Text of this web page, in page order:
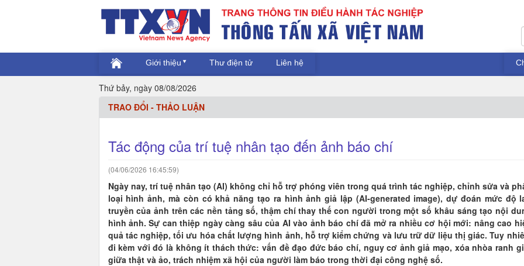
Giới thiệu Thư điện tử Liên hệ
Thứ bảy, ngày 08/08/2026
TRAO ĐỔI - THẢO LUẬN
Tác động của trí tuệ nhân tạo đến ảnh báo chí
(04/06/2026 16:45:59)
Ngày nay, trí tuệ nhân tạo (AI) không chỉ hỗ trợ phóng viên trong quá trình tác nghiệp, chỉnh sửa và
loại hình ảnh, mà còn có khả năng tạo ra hình ảnh giả lập (AI-generated image), dự đoán mức độ
truyền của ảnh trên các nền tảng số, thậm chí thay thế con người trong một số khâu sáng tạo nội
hình ảnh. Sự can thiệp ngày càng sâu của AI vào ảnh báo chí đã mở ra nhiều cơ hội mới: nâng cao
quả tác nghiệp, tối ưu hóa chất lượng hình ảnh, hỗ trợ kiểm chứng và lưu trữ dữ liệu thị giác. Tuy
đi kèm với đó là không ít thách thức: vấn đề đạo đức báo chí, nguy cơ ảnh giả mạo, xóa nhòa ranh
giữa thật và ảo, trách nhiệm xã hội của người làm báo trong thời đại công nghệ số.